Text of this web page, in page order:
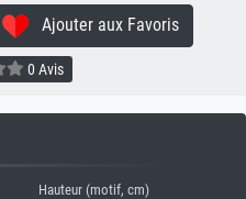
Ajouter aux Favoris
0 Avis
Hauteur (motif, cm)